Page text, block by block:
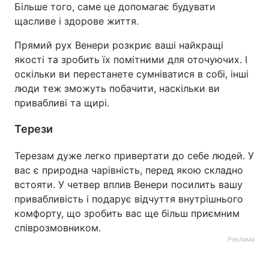
Більше того, саме це допомагає будувати
щасливе і здорове життя.
Прямий рух Венери розкриє ваші найкращі
якості та зробить їх помітними для оточуючих. І
оскільки ви перестанете сумніватися в собі, інші
люди теж зможуть побачити, наскільки ви
привабливі та щирі.
Терези
Терезам дуже легко привертати до себе людей. У
вас є природна чарівність, перед якою складно
встояти. У четвер вплив Венери посилить вашу
привабливість і подарує відчуття внутрішнього
комфорту, що зробить вас ще більш приємним
співрозмовником.
Реклама